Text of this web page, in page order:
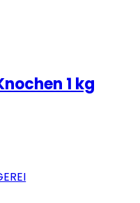
1 kg